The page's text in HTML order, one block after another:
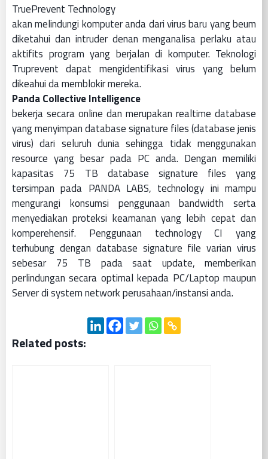
TruePrevent Technology
akan melindungi komputer anda dari virus baru yang beum
diketahui dan intruder denan menganalisa perlaku atau
aktifits program yang berjalan di komputer. Teknologi
Truprevent dapat mengidentifikasi virus yang belum
dikeahui da memblokir mereka.
Panda Collective Intelligence
bekerja secara online dan merupakan realtime database
yang menyimpan database signature files (database jenis
virus) dari seluruh dunia sehingga tidak menggunakan
resource yang besar pada PC anda. Dengan memiliki
kapasitas 75 TB database signature files yang
tersimpan pada PANDA LABS, technology ini mampu
mengurangi konsumsi penggunaan bandwidth serta
menyediakan proteksi keamanan yang lebih cepat dan
komperehensif. Penggunaan technology CI yang
terhubung dengan database signature file varian virus
sebesar 75 TB pada saat update, memberikan
perlindungan secara optimal kepada PC/Laptop maupun
Server di system network perusahaan/instansi anda.
Related posts: